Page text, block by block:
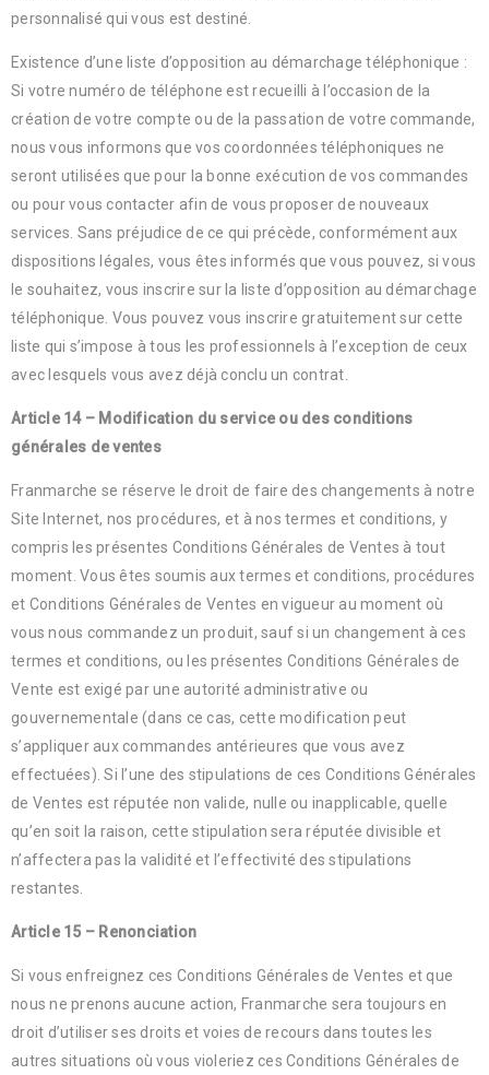
personnalisé qui vous est destiné.
Existence d’une liste d’opposition au démarchage téléphonique :
Si votre numéro de téléphone est recueilli à l’occasion de la
création de votre compte ou de la passation de votre commande,
nous vous informons que vos coordonnées téléphoniques ne
seront utilisées que pour la bonne exécution de vos commandes
ou pour vous contacter afin de vous proposer de nouveaux
services. Sans préjudice de ce qui précède, conformément aux
dispositions légales, vous êtes informés que vous pouvez, si vous
le souhaitez, vous inscrire sur la liste d’opposition au démarchage
téléphonique. Vous pouvez vous inscrire gratuitement sur cette
liste qui s’impose à tous les professionnels à l’exception de ceux
avec lesquels vous avez déjà conclu un contrat.
Article 14 – Modification du service ou des conditions
générales de ventes
Franmarche se réserve le droit de faire des changements à notre
Site Internet, nos procédures, et à nos termes et conditions, y
compris les présentes Conditions Générales de Ventes à tout
moment. Vous êtes soumis aux termes et conditions, procédures
et Conditions Générales de Ventes en vigueur au moment où
vous nous commandez un produit, sauf si un changement à ces
termes et conditions, ou les présentes Conditions Générales de
Vente est exigé par une autorité administrative ou
gouvernementale (dans ce cas, cette modification peut
s’appliquer aux commandes antérieures que vous avez
effectuées). Si l’une des stipulations de ces Conditions Générales
de Ventes est réputée non valide, nulle ou inapplicable, quelle
qu’en soit la raison, cette stipulation sera réputée divisible et
n’affectera pas la validité et l’effectivité des stipulations
restantes.
Article 15 – Renonciation
Si vous enfreignez ces Conditions Générales de Ventes et que
nous ne prenons aucune action, Franmarche sera toujours en
droit d’utiliser ses droits et voies de recours dans toutes les
autres situations où vous violeriez ces Conditions Générales de